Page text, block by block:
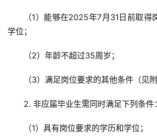
（1）能够在2025年7月31日前取得
学位；
（2）年龄不超过35周岁；
（3）满足岗位要求的其他条件（见附
2. 非应届毕业生需同时满足下列条件：
（1）具有岗位要求的学历和学位；